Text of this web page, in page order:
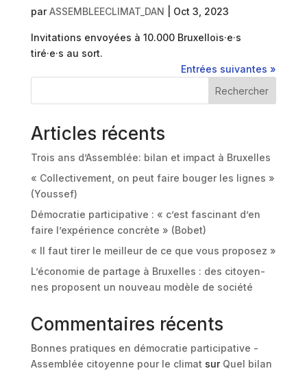
parASSEMBLEECLIMAT_DAN Oct 3, 2023
Invitations envoyées à 10.000 Bruxellois·e·s
tiré·e·s au sort.
Entrées suivantes »
Rechercher
Articles récents
Trois ans d’Assemblée: bilan et impact à Bruxelles
« Collectivement, on peut faire bouger les lignes »
(Youssef)
Démocratie participative : « c’est fascinant d’en
faire l’expérience concrète » (Bobet)
« Il faut tirer le meilleur de ce que vous proposez »
L’économie de partage à Bruxelles : des citoyen-
nes proposent un nouveau modèle de société
Commentaires récents
Bonnes pratiques en démocratie participative -
Assemblée citoyenne pour le climat sur Quel bilan